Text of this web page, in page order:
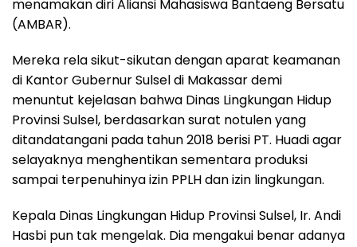
menamakan diri Aliansi Mahasiswa Bantaeng Bersatu
(AMBAR).
Mereka rela sikut-sikutan dengan aparat keamanan
di Kantor Gubernur Sulsel di Makassar demi
menuntut kejelasan bahwa Dinas Lingkungan Hidup
Provinsi Sulsel, berdasarkan surat notulen yang
ditandatangani pada tahun 2018 berisi PT. Huadi agar
selayaknya menghentikan sementara produksi
sampai terpenuhinya izin PPLH dan izin lingkungan.
Kepala Dinas Lingkungan Hidup Provinsi Sulsel, Ir. Andi
Hasbi pun tak mengelak. Dia mengakui benar adanya